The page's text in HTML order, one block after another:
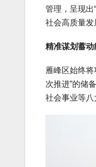
管理，呈现出
社会高质量发
精准谋划蓄动
雁峰区始终
次推进”的储
社会事业等八